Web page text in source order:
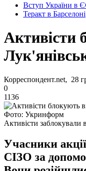
Вступ України в
Теракт в Барселоні
Активісти
Корреспондент.net, 28
0
1136
Фото: Укринформ
Активісти заблокували
Учасники
СІЗО за